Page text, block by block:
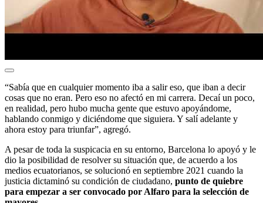
“Sabía que en cualquier momento iba a salir eso, que iban a decir
cosas que no eran. Pero eso no afectó en mi carrera. Decaí un poco,
en realidad, pero hubo mucha gente que estuvo apoyándome,
hablando conmigo y diciéndome que siguiera. Y salí adelante y
ahora estoy para triunfar”, agregó.
A pesar de toda la suspicacia en su entorno, Barcelona lo apoyó y le
dio la posibilidad de resolver su situación que, de acuerdo a los
medios ecuatorianos, se solucionó en septiembre 2021 cuando la
justicia dictaminó su condición de ciudadano, punto de quiebre
para empezar a ser convocado por Alfaro para la selección de